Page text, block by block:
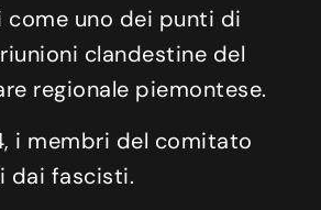
uno dei punti di
clandestine del
regionale piemontese.
i membri del comitato
dai fascisti.